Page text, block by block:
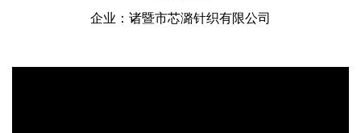
企业 ：诸暨市芯潞针织有限公司